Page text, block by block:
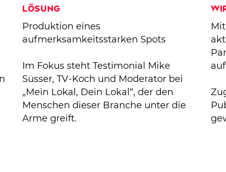
Lösung
Produktion eines
aufmerksamkeitsstarken Spots
Im Fokus steht Testimonial Mike
Süsser, TV-Koch und Moderator bei
„Mein Lokal, Dein Lokal“, der den
Menschen dieser Branche unter die
Arme greift.